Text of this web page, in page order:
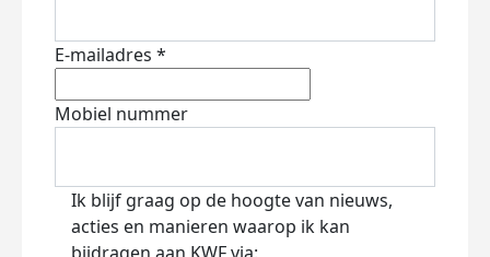
E-mailadres *
Mobiel nummer
Ik blijf graag op de hoogte van nieuws,
acties en manieren waarop ik kan